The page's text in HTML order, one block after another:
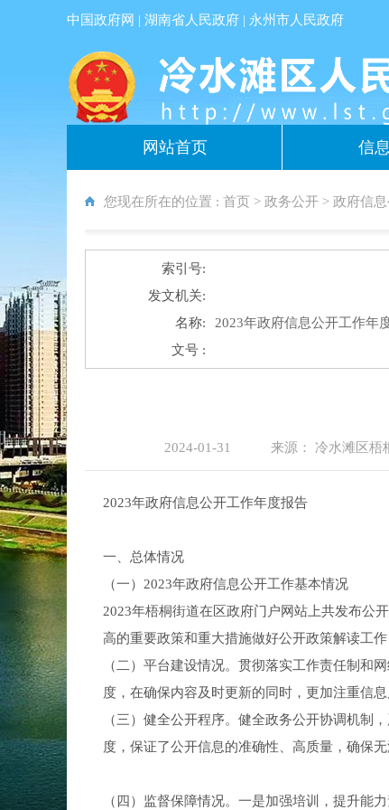
中国政府网 |湖南省人民政府 | 永州市人民政府
网站首页 信
您现在所在的位置 :首页 >政务公开 >政府信
索引号:
发文机关:
名称:
2023年政府信息公开工作年
文号 :
2024-01-31 来源： 冷水滩区梧
2023年政府信息公开工作年度报告
一、总体情况
（一）2023年政府信息公开工作基本情况
2023年梧桐街道在区政府门户网站上共发布公
高的重要政策和重大措施做好公开政策解读工
（二）平台建设情况。贯彻落实工作责任制和
度，在确保内容及时更新的同时，更加注重信
（三）健全公开程序。健全政务公开协调机制
度，保证了公开信息的准确性、高质量，确保无
（四）监督保障情况。一是加强培训，提升能